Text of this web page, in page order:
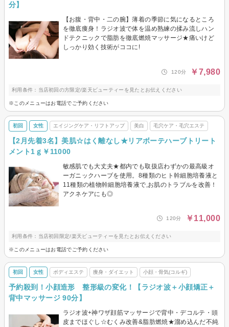
分】
【お腹・背中・二の腕】薄着の季節に気になるところ
を徹底痩身！ラジオ波で体を温め熟練の揉み流しハン
ドテクニックで脂肪を徹底燃焼マッサージ★痛いけど
しっかり効く技術がココに!
120分 ￥7,980
利用条件：当店初回の方限定/楽天ビューティーを見たとお伝えください
※このメニューはお電話でご予約ください
初回 女性 エイジングケア・リフトアップ 美白 毛穴ケア・毛穴エステ
【2月先着3名】美肌☆はく離なし★リアボーテハーブトリート
メント1ｇ￥11000
敏感肌でも大丈夫★都内でも取扱店わずかの最高級オ
ーガニックハーブを使用。8種類のヒト幹細胞培養液と
11種類の植物幹細胞培養液で,お肌のトラブルを改善！
アクネケアにも◎
120分 ￥11,000
利用条件：当店初回限定/楽天ビューティーを見たとお伝えください
※このメニューはお電話でご予約ください
初回 女性 ボディエステ 痩身・ダイエット 小顔・骨気(コルギ)
予約殺到！小顔造形 整形級の変化！【ラジオ波＋小顔矯正＋
背中マッサージ 90分】
ラジオ波+神ワザ顔筋マッサージで背中・デコルテ・頭
皮までほぐし☆むくみ改善&脂肪燃焼★溜め込んだ不純